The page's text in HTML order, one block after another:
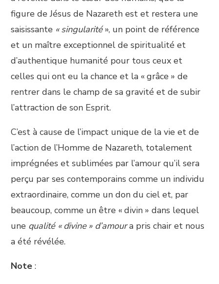
figure de Jésus de Nazareth est et restera une
saisissante « singularité», un point de référence
et un maître exceptionnel de spiritualité et
d’authentique humanité pour tous ceux et
celles qui ont eu la chance et la « grâce » de
rentrer dans le champ de sa gravité et de subir
l’attraction de son Esprit.
C’est à cause de l’impact unique de la vie et de
l’action de l’Homme de Nazareth, totalement
imprégnées et sublimées par l’amour qu’il sera
perçu par ses contemporains comme un individu
extraordinaire, comme un don du ciel et, par
beaucoup, comme un être « divin » dans lequel
une qualité « divine » d’amoura pris chair et nous
a été révélée.
Note :